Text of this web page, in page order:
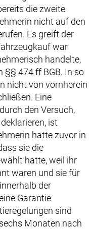
die zweite
nicht auf den
Es greift der
war
handelte,
§§ 474 ff BGB. In so
nicht von vornherein
Eine
den Versuch,
ist
hatte zuvor in
sie die
hatte, weil ihr
waren und sie für
der
Garantie
sind
Monaten nach